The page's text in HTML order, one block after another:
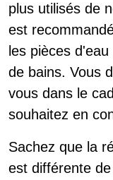
plus utilisés de
est
les pièces
de bains. Vous
vous dans le
souhaitez en
Sachez que la
est différente